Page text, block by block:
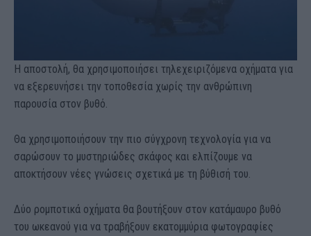
Η αποστολή, θα χρησιμοποιήσει τηλεχειριζόμενα οχήματα για
να εξερευνήσει την τοποθεσία χωρίς την ανθρώπινη
παρουσία στον βυθό.
Θα χρησιμοποιήσουν την πιο σύγχρονη τεχνολογία για να
σαρώσουν το μυστηριώδες σκάφος και ελπίζουμε να
αποκτήσουν νέες γνώσεις σχετικά με τη βύθισή του.
Δύο ρομποτικά οχήματα θα βουτήξουν στον κατάμαυρο βυθό
του ωκεανού για να τραβήξουν εκατομμύρια φωτογραφίες